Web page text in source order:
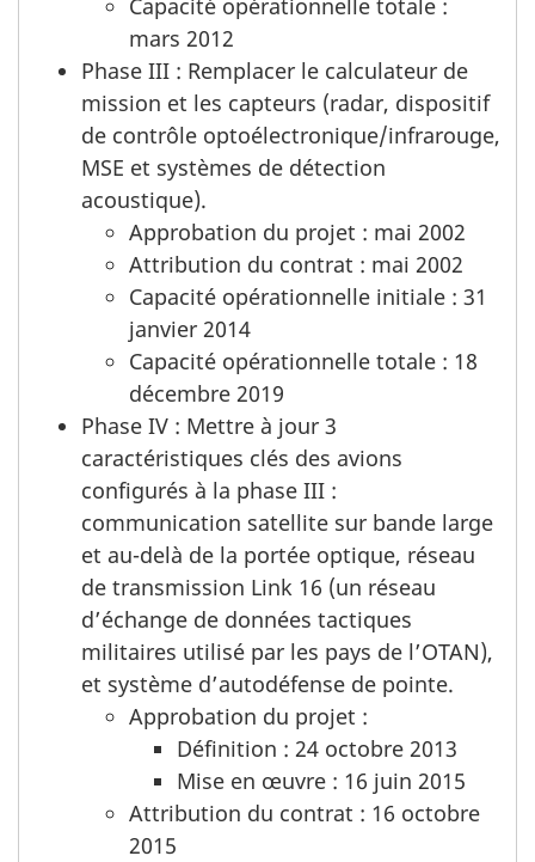
Capacité opérationnelle totale :
mars 2012
Phase III : Remplacer le calculateur de
mission et les capteurs (radar, dispositif
de contrôle optoélectronique/infrarouge,
MSE et systèmes de détection
acoustique).
Approbation du projet : mai 2002
Attribution du contrat : mai 2002
Capacité opérationnelle initiale : 31
janvier 2014
Capacité opérationnelle totale : 18
décembre 2019
Phase IV : Mettre à jour 3
caractéristiques clés des avions
configurés à la phase III :
communication satellite sur bande large
et au-delà de la portée optique, réseau
de transmission Link 16 (un réseau
d’échange de données tactiques
militaires utilisé par les pays de l’OTAN),
et système d’autodéfense de pointe.
Approbation du projet :
Définition : 24 octobre 2013
Mise en œuvre : 16 juin 2015
Attribution du contrat : 16 octobre
2015